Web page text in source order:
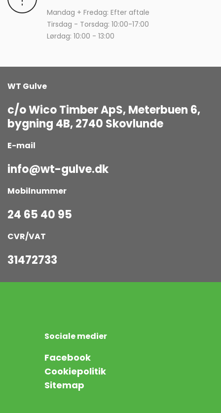
Mandag + Fredag: Efter aftale
Tirsdag - Torsdag: 10:00-17:00
Lørdag: 10:00 - 13:00
WT Gulve
c/o Wico Timber ApS, Meterbuen 6,
bygning 4B, 2740 Skovlunde
E-mail
info@wt-gulve.dk
Mobilnummer
24 65 40 95
CVR/VAT
31472733
Sociale medier
Facebook
Cookiepolitik
Sitemap